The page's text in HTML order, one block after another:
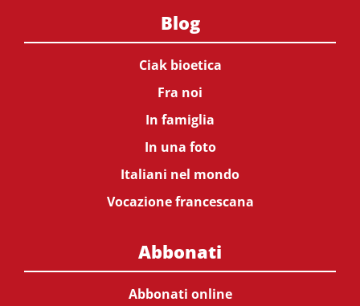
Blog
Ciak bioetica
Fra noi
In famiglia
In una foto
Italiani nel mondo
Vocazione francescana
Abbonati
Abbonati online